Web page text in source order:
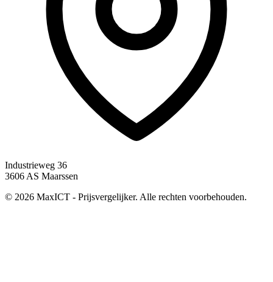
Industrieweg 36
3606 AS Maarssen
© 2026 MaxICT - Prijsvergelijker. Alle rechten voorbehouden.